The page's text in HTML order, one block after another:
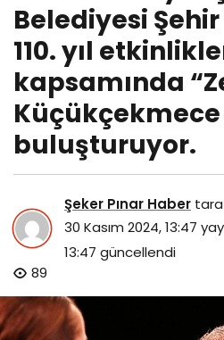
Belediyesi
110. yıl
kapsamında
buluşturuyor.
Şeker Pınar Haber
30 Kasım 2024, 13:47
13:47 güncellendi
89